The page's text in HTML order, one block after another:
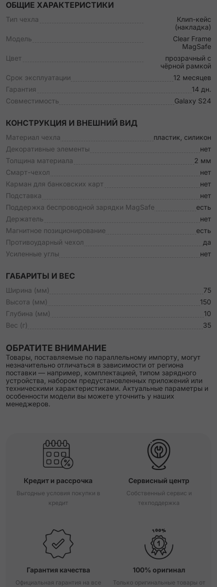
ОБЩИЕ ХАРАКТЕРИСТИКИ
Тип чехла
Клип-кейс
(накладка)
Модель
Clear Frame
MagSafe
Цвет
прозрачный с
чёрной рамкой
Срок эксплуатации
12 месяцев
Гарантия
14 дн.
Совместимость
Galaxy S24
КОНСТРУКЦИЯ И ВНЕШНИЙ ВИД
Материал чехла
пластик, силикон
Декоративные элементы
нет
Толщина материала
2 мм
Смарт-чехол
нет
Карман для банковских карт
нет
Подставка
нет
Поддержка беспроводной зарядки MagSafe
есть
Держатель
нет
Магнитное позиционирование
есть
Противоударный чехол
да
Усиленные углы
нет
ГАБАРИТЫ И ВЕС
Ширина (мм)
75
Высота (мм)
150
Глубина (мм)
10
Вес (г)
35
ОБРАТИТЕ ВНИМАНИЕ
Товары, поставляемые по параллельному импорту, могут
незначительно отличаться в зависимости от региона
поставки — например, комплектацией, типом зарядного
устройства, набором предустановленных приложений или
техническими характеристиками. Актуальные параметры и
особенности модели вы можете уточнить у наших
менеджеров.
Кредит и рассрочка
Выгодные условия покупки в
кредит
Сервисный центр
Собственный сервис и
техподдержка
Гарантия качества
Официальная гарантия на все
100% оригинал
Только оригинальные товары от